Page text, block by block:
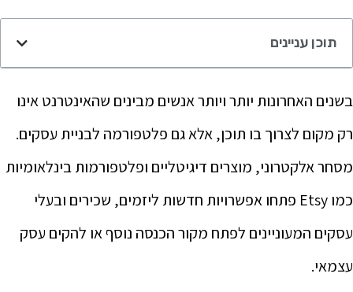
תוכן עניינים
בשנים האחרונות יותר ויותר אנשים מבינים שהאינטרנט אינו
רק מקום לצרוך בו תוכן, אלא גם פלטפורמה לבניית עסקים.
מסחר אלקטרוני, מוצרים דיגיטליים ופלטפורמות בינלאומיות
כמו Etsy פתחו אפשרויות חדשות ליזמים, שכירים ובעלי
עסקים המעוניינים לפתח מקור הכנסה נוסף או להקים עסק
עצמאי.